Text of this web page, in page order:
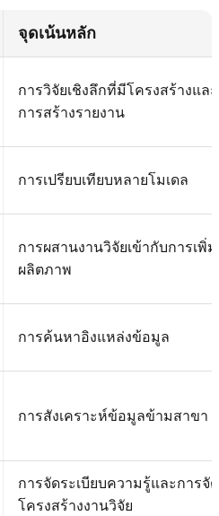
จุดเน้นหลัก
การวิจัยเชิงลึกที่มีโครงสร้างและ
การสร้างรายงาน
การเปรียบเทียบหลายโมเดล
การผสานงานวิจัยเข้ากับการเพิ่ม
ผลิตภาพ
การค้นหาอิงแหล่งข้อมูล
การสังเคราะห์ข้อมูลข้ามสาขา
การจัดระเบียบความรู้และการจัด
โครงสร้างงานวิจัย